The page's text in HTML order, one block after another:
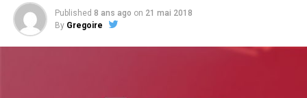
Published 8 ans ago on 21 mai 2018
By Gregoire